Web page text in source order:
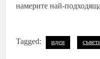
намерите най-
Tagged: идеи